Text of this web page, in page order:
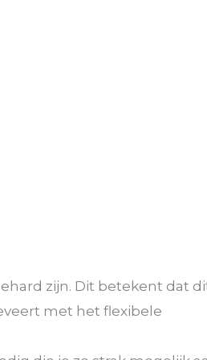
zijn. Dit betekent dat
met het flexibele